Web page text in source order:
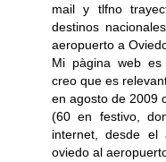
mail y tlfno
destinos
aeropuerto a
Mi pàgina web es
creo que es
en agosto de 2009
(60 en festivo,
internet, desde el
oviedo al